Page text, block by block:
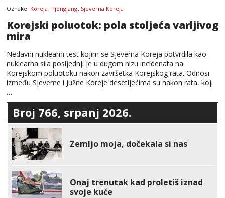
Oznake: Koreja, Pjongjang, Sjeverna Koreja
Korejski poluotok: pola stoljeća varljivog
mira
Nedavni nuklearni test kojim se Sjeverna Koreja potvrdila kao
nuklearna sila posljednji je u dugom nizu incidenata na
Korejskom poluotoku nakon završetka Korejskog rata. Odnosi
između Sjeverne i Južne Koreje desetljećima su nakon rata, koji
…
Broj 766, srpanj 2026.
Zemljo moja, dočekala si nas
Onaj trenutak kad proletiš iznad
svoje kuće